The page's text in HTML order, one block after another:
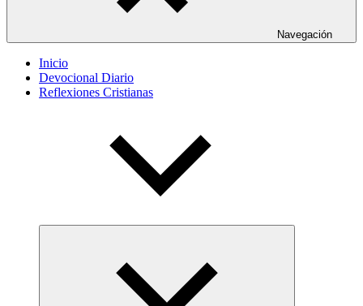
Navegación
Inicio
Devocional Diario
Reflexiones Cristianas